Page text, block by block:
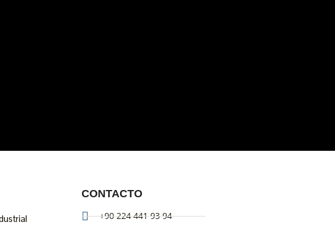
CONTACTO
+90 224 441 93 94